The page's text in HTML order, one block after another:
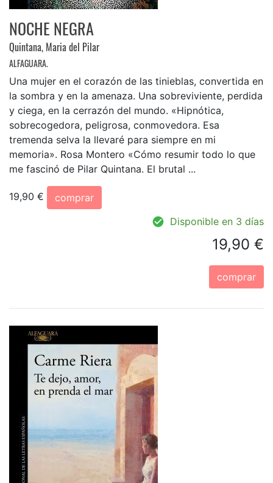
NOCHE NEGRA
Quintana, Maria del Pilar
ALFAGUARA.
Una mujer en el corazón de las tinieblas, convertida en
la sombra y en la amenaza. Una sobreviviente, perdida
y ciega, en la cerrazón del mundo. «Hipnótica,
sobrecogedora, peligrosa, conmovedora. Esa
tremenda selva la llevaré para siempre en mi
memoria». Rosa Montero «Cómo resumir todo lo que
me fascinó de Pilar Quintana. El brutal ...
19,90 €
comprar
Disponible en 3 días
19,90 €
comprar